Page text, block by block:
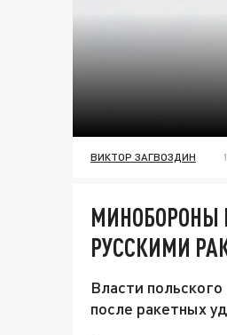
ВИКТОР ЗАГВОЗДИН
МИНОБОРОНЫ
РУССКИМИ
Власти
после ракетных